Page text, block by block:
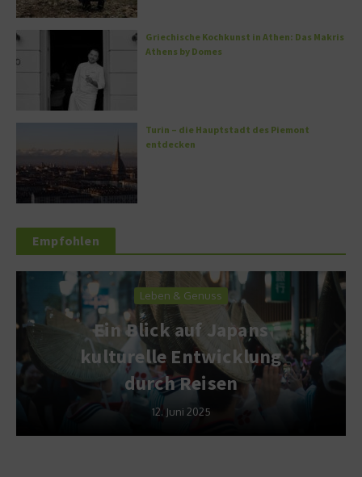
Griechische Kochkunst in Athen: Das Makris
Athens by Domes
Turin – die Hauptstadt des Piemont
entdecken
Empfohlen
Leben & Genuss
Ein Blick auf Japans
kulturelle Entwicklung
durch Reisen
12. Juni 2025